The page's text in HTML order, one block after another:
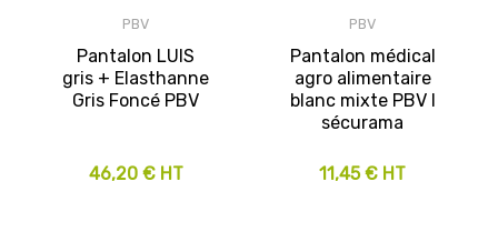
PBV
Pantalon LUIS
gris + Elasthanne
Gris Foncé PBV
46,20 € HT
PBV
Pantalon médical
agro alimentaire
blanc mixte PBV I
sécurama
11,45 € HT